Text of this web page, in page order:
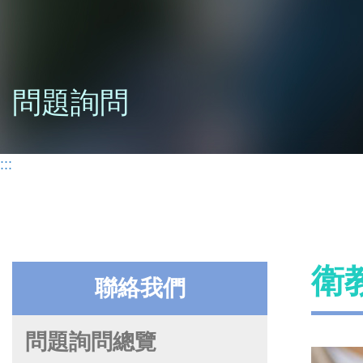
問題詢問
:::
聯絡我們
問題詢問總覽
衛